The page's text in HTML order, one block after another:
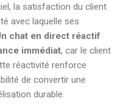
la satisfaction du client
avec laquelle ses
chat en direct réactif
immédiat, car le client
réactivité renforce
de convertir une
durable.